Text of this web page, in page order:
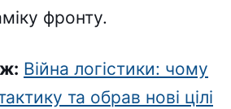
фронту.
Війна логістики: чому
та обрав нові цілі